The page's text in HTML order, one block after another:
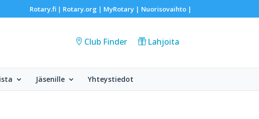
Rotary.fi| Rotary.org | MyRotary | Nuorisovaihto|
Club Finder Lahjoita
Jäsenille Yhteystiedot